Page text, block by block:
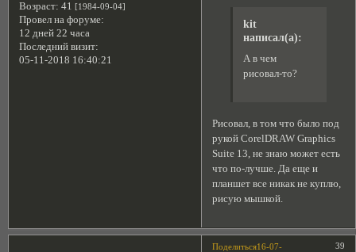
Возраст: 41 [1984-09-04]
Провел на форуме:
12 дней 22 часа
Последний визит:
05-11-2018 16:40:21
kit
написал(а):
А в чем
рисовал-то?
Рисовал, в том что было под
рукой CorelDRAW Graphics
Suite 13, не знаю может есть
что по-лучше. Да еще и
планшет все никак не куплю,
рисую мышкой.
Поделиться 39
16-07-